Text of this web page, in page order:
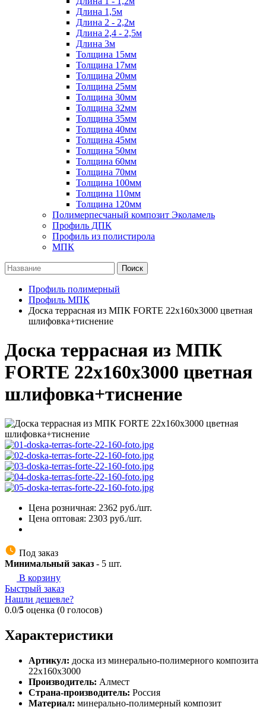
Длина 1,5м
Длина 2 - 2,2м
Длина 2,4 - 2,5м
Длина 3м
Толщина 15мм
Толщина 17мм
Толщина 20мм
Толщина 25мм
Толщина 30мм
Толщина 32мм
Толщина 35мм
Толщина 40мм
Толщина 45мм
Толщина 50мм
Толщина 60мм
Толщина 70мм
Толщина 100мм
Толщина 110мм
Толщина 120мм
Полимерпесчаный композит Эколамель
Профиль ДПК
Профиль из полистирола
МПК
Поиск
Профиль полимерный
Профиль МПК
Доска террасная из МПК FORTE 22х160х3000 цветная
шлифовка+тиснение
Доска террасная из МПК
FORTE 22х160х3000 цветная
шлифовка+тиснение
Цена розничная: 2362 руб./шт.
Цена оптовая: 2303 руб./шт.
Под заказ
Минимальный заказ - 5 шт.
В корзину
Быстрый заказ
Нашли дешевле?
0.0/5 оценка (0 голосов)
Характеристики
Артикул: доска из минерально-полимерного композита
22х160х3000
Производитель: Алмест
Страна-производитель: Россия
Материал: минерально-полимерный композит